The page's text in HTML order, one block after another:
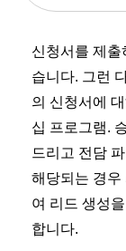
신청서를 제출
습니다. 그런
의 신청서에
십 프로그램.
드리고 전담
해당되는 경우
여 리드 생성
합니다.